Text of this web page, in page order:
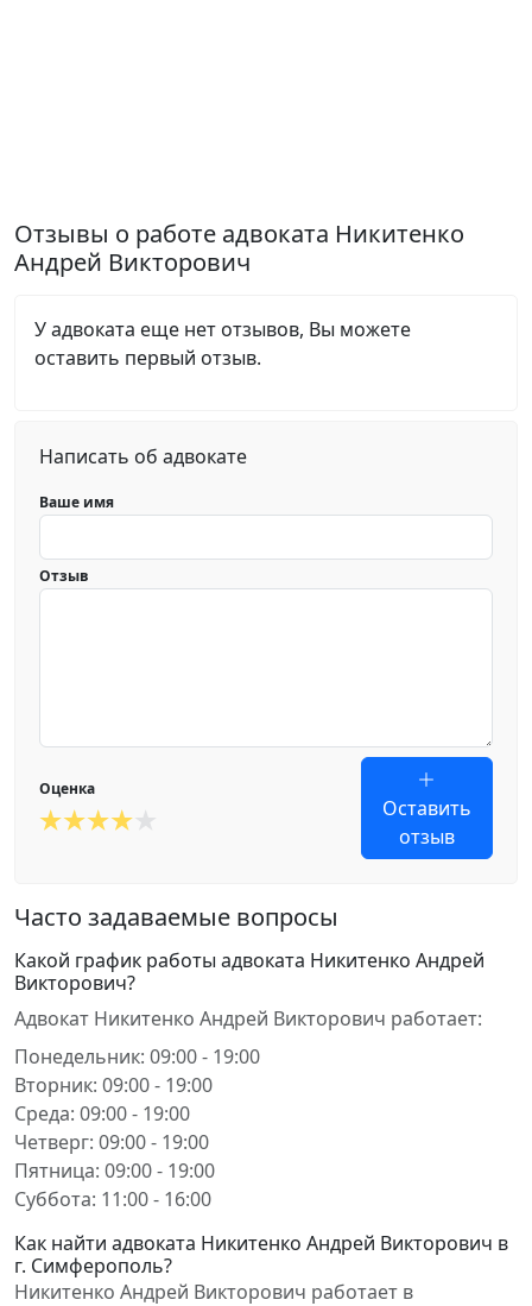
Отзывы о работе адвоката Никитенко
Андрей Викторович
У адвоката еще нет отзывов, Вы можете
оставить первый отзыв.
Написать об адвокате
Ваше имя
Отзыв
Оценка
Оставить
отзыв
Часто задаваемые вопросы
Какой график работы адвоката Никитенко Андрей
Викторович?
Адвокат Никитенко Андрей Викторович работает:
Понедельник: 09:00 - 19:00
Вторник: 09:00 - 19:00
Среда: 09:00 - 19:00
Четверг: 09:00 - 19:00
Пятница: 09:00 - 19:00
Суббота: 11:00 - 16:00
Как найти адвоката Никитенко Андрей Викторович в
г. Симферополь?
Никитенко Андрей Викторович работает в